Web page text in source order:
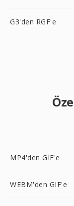
G3'den RGF'e
MP4'den GIF'e
WEBM'den GIF'e